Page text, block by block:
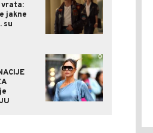
vrata:
jakne
su
0